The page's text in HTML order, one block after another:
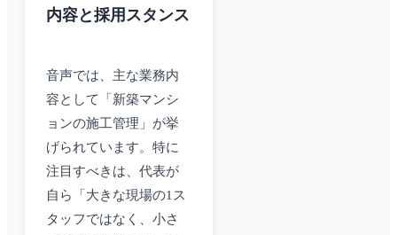
内容と採用スタンス
音声では、主な業務内
容として「新築マンシ
ョンの施工管理」が挙
げられています。特に
注目すべきは、代表が
自ら「大きな現場の1ス
タッフではなく、小さ